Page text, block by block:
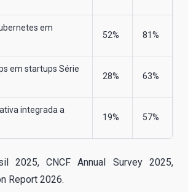
em
52% 81%
em startups Série
28% 63%
integrada a
19% 57%
2025, CNCF Annual Survey 2025,
Report 2026.